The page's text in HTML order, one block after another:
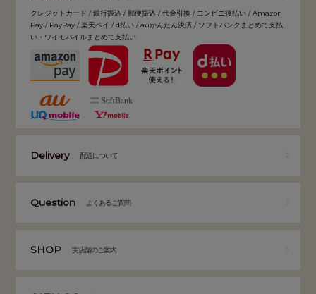
クレジットカード / 銀行振込 / 郵便振込 / 代金引換 / コンビニ後払い / Amazon
Pay / PayPay / 楽天ペイ / d払い / auかんたん決済 / ソフトバンクまとめて支払
い・ワイモバイルまとめて支払い
Delivery 配送について
Question よくあるご質問
SHOP 実店舗のご案内